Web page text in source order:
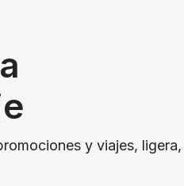
y viajes, ligera,